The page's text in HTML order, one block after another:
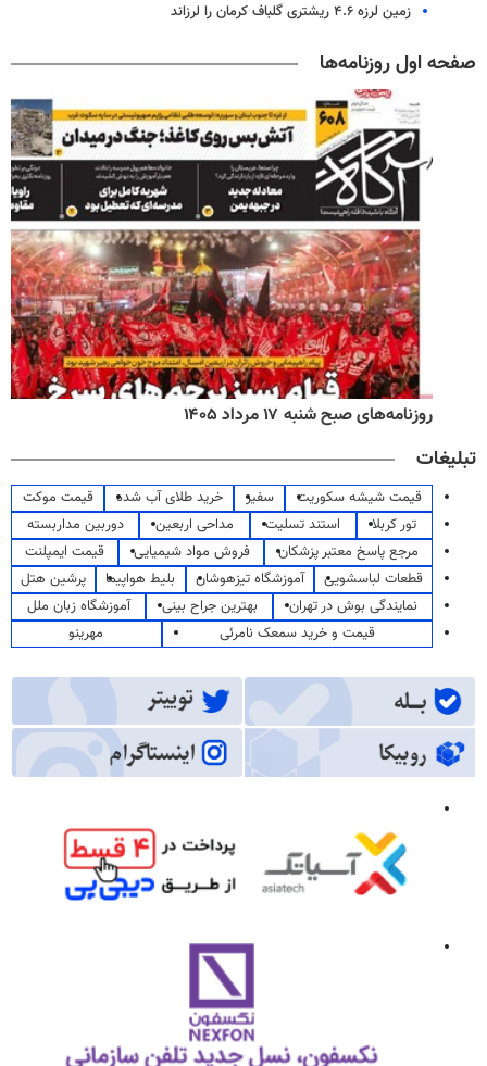
زمین لرزه ۴.۶ ریشتری گلباف کرمان را لرزاند
صفحه اول روزنامه‌ها
روزنامه‌های صبح شنبه ۱۷ مرداد ۱۴۰۵
تبلیغات
قیمت شیشه سکوریت سفیر خرید طلای آب شده
قیمت موکت
تور کربلا
استند تسلیت مداحی اربعین
دوربین مداربسته
مرجع پاسخ معتبر پزشکان
فروش مواد شیمیایی
قیمت ایمپلنت
قطعات لباسشویی
آموزشگاه تیزهوشان بلیط هواپیما
پرشین هتل
نمایندگی بوش در تهران
بهترین جراح بینی
آموزشگاه زبان ملل
قیمت و خرید سمعک نامرئی
مهرینو